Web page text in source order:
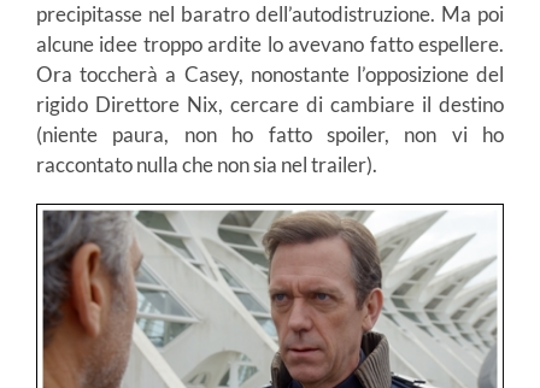
precipitasse nel baratro dell’autodistruzione. Ma poi
alcune idee troppo ardite lo avevano fatto espellere.
Ora toccherà a Casey, nonostante l’opposizione del
rigido Direttore Nix, cercare di cambiare il destino
(niente paura, non ho fatto spoiler, non vi ho
raccontato nulla che non sia nel trailer).